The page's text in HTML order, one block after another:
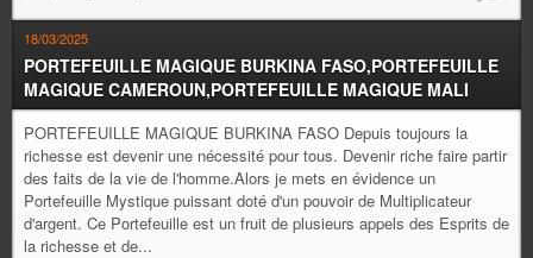
18/03/2025
PORTEFEUILLE MAGIQUE BURKINA FASO,PORTEFEUILLE
MAGIQUE CAMEROUN,PORTEFEUILLE MAGIQUE MALI
PORTEFEUILLE MAGIQUE BURKINA FASO Depuis toujours la
richesse est devenir une nécessité pour tous. Devenir riche faire partir
des faits de la vie de l'homme.Alors je mets en évidence un
Portefeuille Mystique puissant doté d'un pouvoir de Multiplicateur
d'argent. Ce Portefeuille est un fruit de plusieurs appels des Esprits de
la richesse et de...